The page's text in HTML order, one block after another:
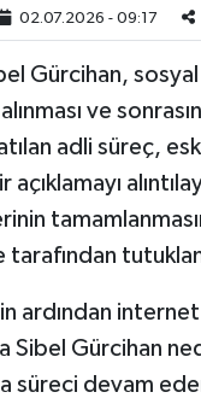
02.07.2026 - 09:17
Gürcihan, sosyal
ve
adli süreç,
tarafından
ardından
Gürcihan
süreci devam